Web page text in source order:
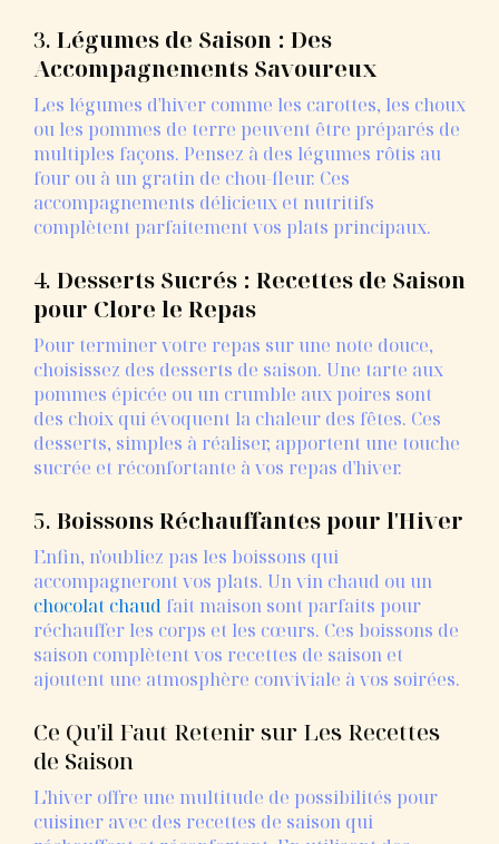
3. Légumes de Saison : Des
Accompagnements Savoureux
Les légumes d'hiver comme les carottes, les choux
ou les pommes de terre peuvent être préparés de
multiples façons. Pensez à des légumes rôtis au
four ou à un gratin de chou-fleur. Ces
accompagnements délicieux et nutritifs
complètent parfaitement vos plats principaux.
4. Desserts Sucrés : Recettes de Saison
pour Clore le Repas
Pour terminer votre repas sur une note douce,
choisissez des desserts de saison. Une tarte aux
pommes épicée ou un crumble aux poires sont
des choix qui évoquent la chaleur des fêtes. Ces
desserts, simples à réaliser, apportent une touche
sucrée et réconfortante à vos repas d'hiver.
5. Boissons Réchauffantes pour l'Hiver
Enfin, n'oubliez pas les boissons qui
accompagneront vos plats. Un vin chaud ou un
chocolat chaud fait maison sont parfaits pour
réchauffer les corps et les cœurs. Ces boissons de
saison complètent vos recettes de saison et
ajoutent une atmosphère conviviale à vos soirées.
Ce Qu'il Faut Retenir sur Les Recettes
de Saison
L'hiver offre une multitude de possibilités pour
cuisiner avec des recettes de saison qui